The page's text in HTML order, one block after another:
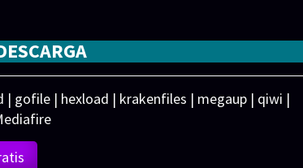
gofile | hexload | krakenfiles | megaup | qiwi |